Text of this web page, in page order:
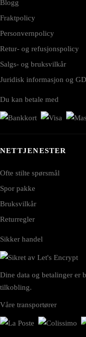
Blogg
Fraktpolicy
Personvernpolicy
Retur- og refusjonspolicy
Salgs- og bruksvilkår
Juridisk informasjon og
Du kan betale med
NETTJENESTER
Ofte stilte spørsmål
Spor pakke
Bruksvilkår
Returregler
Sikker handel
Dine data og betalinger er
tilkobling.
Våre transportører